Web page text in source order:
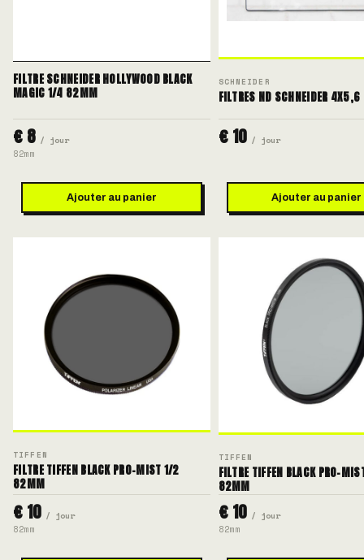
FILTRE SCHNEIDER HOLLYWOOD BLACK
MAGIC 1/4 82MM
€ 8 / jour
82mm
Ajouter au panier
SCHNEIDER
FILTRES ND SCHNEIDER
€ 10 / jour
Ajouter au panier
TIFFEN
FILTRE TIFFEN BLACK PRO-MIST 1/2
82MM
€ 10 / jour
82mm
TIFFEN
FILTRE TIFFEN BLACK PRO-
82MM
€ 10 / jour
82mm